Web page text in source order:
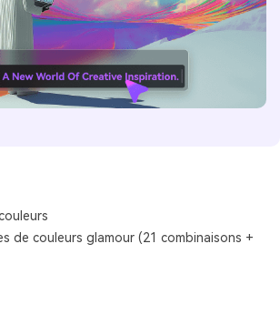
de couleurs glamour (21 combinaisons +